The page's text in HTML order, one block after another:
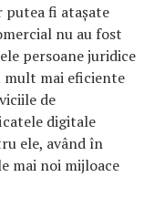
putea fi atașate
nu au fost
persoane juridice
mult mai eficiente
de
digitale
ele, având în
mai noi mijloace